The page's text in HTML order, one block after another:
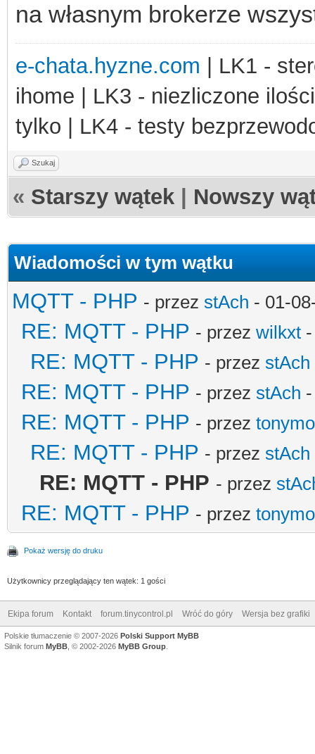
publish
' abcdef/
$mqtt-
>publish(' abcdef/
$mqtt->close();
na własnym brokerze
e-chata.hyzne.com | LK1 -
ihome | LK3 - niezliczone
tylko | LK4 - testy
Szukaj
« Starszy wątek Nowszy
Wiadomości w tym wątku
MQTT - PHP - przez stAch - 01-
RE: MQTT - PHP - przez wilkxt
RE: MQTT - PHP - przez stAch
RE: MQTT - PHP - przez stAch
RE: MQTT - PHP - przez
RE: MQTT - PHP - przez stAch
RE: MQTT - PHP - przez
RE: MQTT - PHP - przez
Pokaż wersję do druku
Użytkownicy przeglądający ten wątek: 1 gości
Ekipa forum Kontakt forum.tinycontrol.pl Wróć do góry Wersja bez grafiki
Polskie tłumaczenie © 2007-2026 Polski Support MyBB
Silnik forum MyBB , © 2002-2026 MyBB Group